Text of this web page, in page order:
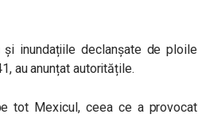
inundațiile declanșate de ploile
au anunțat autoritățile.
tot Mexicul, ceea ce a provocat